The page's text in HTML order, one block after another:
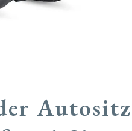
Autositz